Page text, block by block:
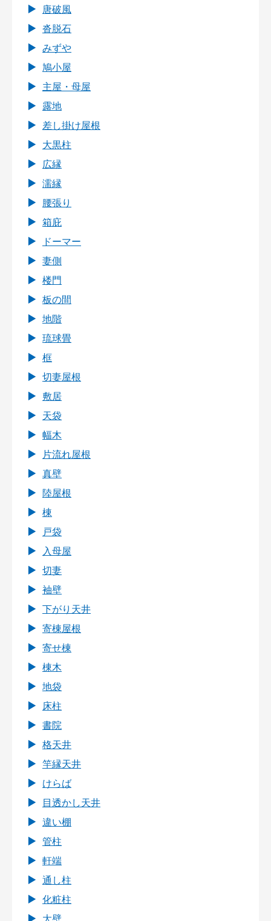
唐破風
沓脱石
みずや
鳩小屋
主屋・母屋
露地
差し掛け屋根
大黒柱
広縁
濡縁
腰張り
箱庇
ドーマー
妻側
楼門
板の間
地階
琉球畳
框
切妻屋根
敷居
天袋
幅木
片流れ屋根
真壁
陸屋根
棟
戸袋
入母屋
切妻
袖壁
下がり天井
寄棟屋根
寄せ棟
棟木
地袋
床柱
書院
格天井
竿縁天井
けらば
目透かし天井
違い棚
管柱
軒端
通し柱
化粧柱